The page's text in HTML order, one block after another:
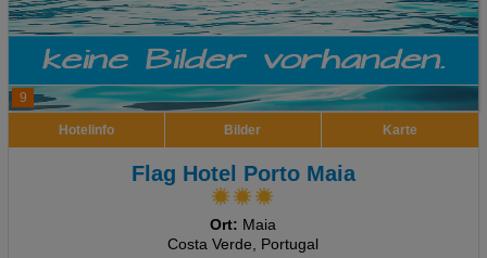
9
Hotelinfo Bilder Karte
Flag Hotel Porto Maia
Ort: Maia
Costa Verde, Portugal